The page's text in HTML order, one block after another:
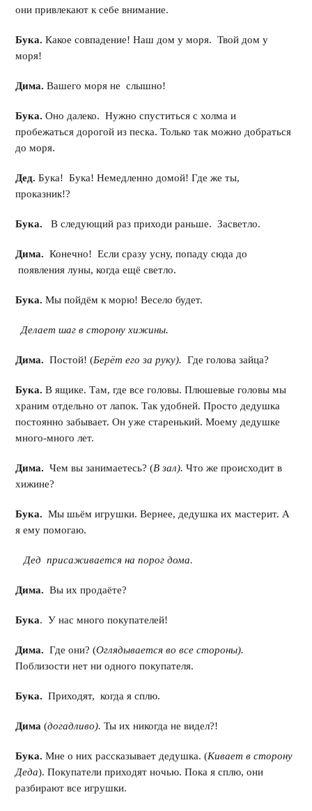
они привлекают к себе внимание.
Бука. Какое совпадение! Наш дом у моря. Твой дом у
моря!
Дима. Вашего моря не слышно!
Бука. Оно далеко. Нужно спуститься с холма и
пробежаться дорогой из песка. Только так можно добраться
до моря.
Дед. Бука! Бука! Немедленно домой! Где же ты,
проказник!?
Бука. В следующий раз приходи раньше. Засветло.
Дима. Конечно! Если сразу усну, попаду сюда до
появления луны, когда ещё светло.
Бука. Мы пойдём к морю! Весело будет.
Делает шаг в сторону хижины.
Дима. Постой! (Берёт его за руку).Где голова зайца?
Бука. В ящике. Там, где все головы. Плюшевые головы мы
храним отдельно от лапок. Так удобней. Просто дедушка
постоянно забывает. Он уже старенький. Моему дедушке
много-много лет.
Дима. Чем вы занимаетесь? (В зал). Что же происходит в
хижине?
Бука. Мы шьём игрушки. Вернее, дедушка их мастерит. А
я ему помогаю.
Дед присаживается на порог дома.
Дима. Вы их продаёте?
Бука. У нас много покупателей!
Дима. Где они? (Оглядывается во все стороны).
Поблизости нет ни одного покупателя.
Бука. Приходят, когда я сплю.
Дима (догадливо). Ты их никогда не видел?!
Бука. Мне о них рассказывает дедушка. (Кивает в сторону
Деда). Покупатели приходят ночью. Пока я сплю, они
разбирают все игрушки.